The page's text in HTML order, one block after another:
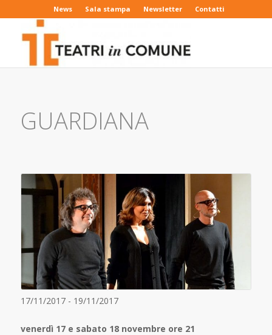
News Sala stampa Newsletter Contatti
GUARDIANA
17/11/2017 - 19/11/2017
venerdì 17 e sabato 18 novembre ore 21